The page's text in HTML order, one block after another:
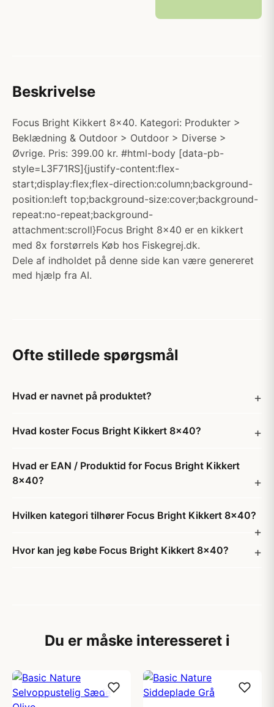
Beskrivelse
Focus Bright Kikkert 8x40. Kategori: Produkter >
Beklædning & Outdoor > Outdoor > Diverse >
Øvrige. Pris: 399.00 kr. #html-body [data-pb-
style=L3F71RS]{justify-content:flex-
start;display:flex;flex-direction:column;background-
position:left top;background-size:cover;background-
repeat:no-repeat;background-
attachment:scroll}Focus Bright 8x40 er en kikkert
med 8x forstørrels Køb hos Fiskegrej.dk.
Dele af indholdet på denne side kan være genereret
med hjælp fra AI.
Ofte stillede spørgsmål
Hvad er navnet på produktet?
Hvad koster Focus Bright Kikkert 8x40?
Hvad er EAN / Produktid for Focus Bright Kikkert
8x40?
Hvilken kategori tilhører Focus Bright Kikkert 8x40?
Hvor kan jeg købe Focus Bright Kikkert 8x40?
Du er måske interesseret i